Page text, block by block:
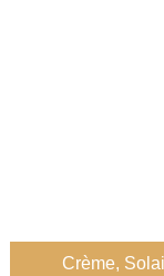
Crème,